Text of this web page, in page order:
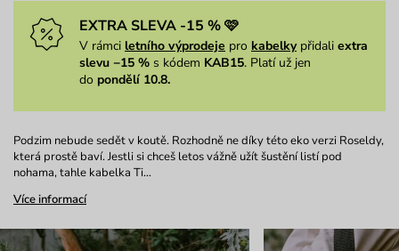
EXTRA SLEVA -15 % 🩷
V rámci letního výprodeje pro kabelkypřidali extra
slevu −15 % s kódem KAB15. Platí už jen
do pondělí 10.8.
Podzim nebude sedět v koutě. Rozhodně ne díky této eko verzi Roseldy,
která prostě baví. Jestli si chceš letos vážně užít šustění listí pod
nohama, tahle kabelka Ti…
Více informací